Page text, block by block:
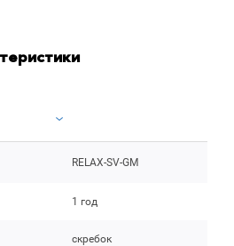
RELAX-SV-GM
1 год
скребок